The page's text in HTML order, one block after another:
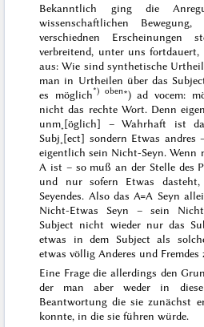
Bekanntlich ging die
wissenschaftlichen
verschiednen
verbreitend, unter uns fortdauert,
aus:Wie sind synthetische
man in Urtheilen über das
es möglich*) oben*)ad vocem:
nicht das rechte Wort. Denn
unm˖[öglich] –Wahrhaft ist
Subj˖[ect] sondern Etwas andres
eigentlich sein Nicht-Seyn.
A ist – so muß an der Stelle des
und nur sofern Etwas
Seyendes. Also das A=A Seyn
Nicht-Etwas Seyn – sein
Subject nicht wieder nur das
etwas in dem Subject als
etwas völlig Anderes und Fremdes
Eine Frage die allerdings den
der man aber weder in
Beantwortung die sie zunächst
konnte, in die sie führen würde.